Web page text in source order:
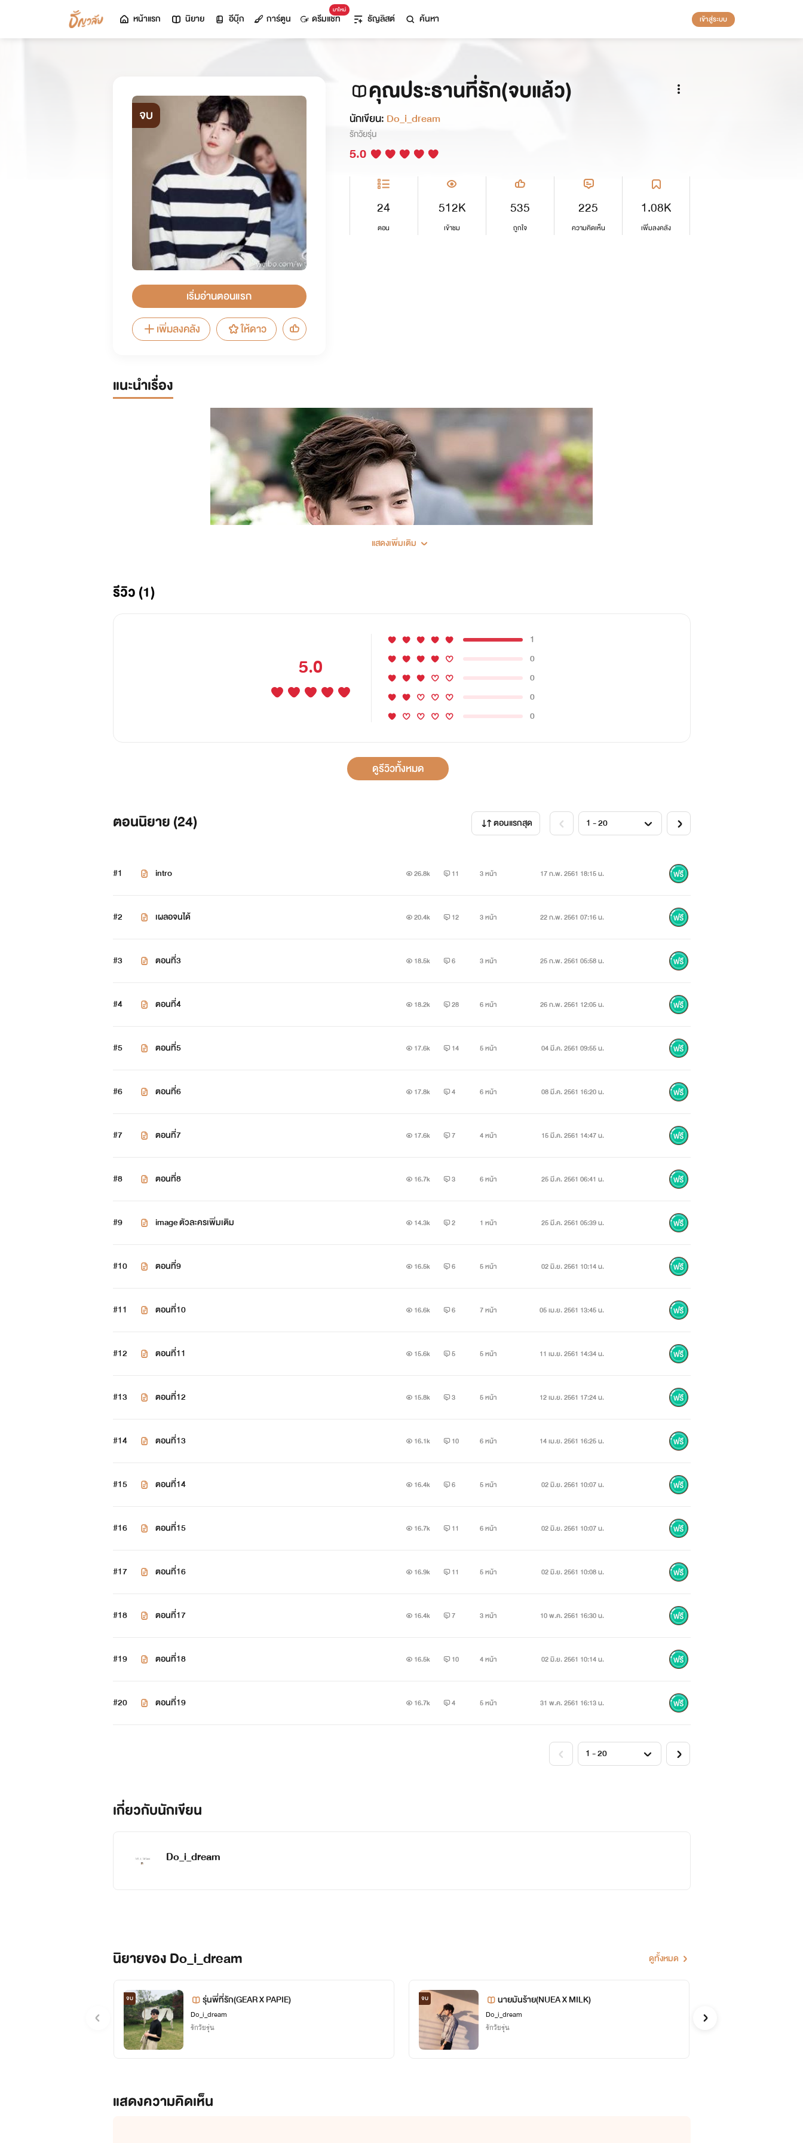
หน้าแรก นิยาย อีบุ๊ก การ์ตูน
มาใหม่
ดรีมแชท ธัญลิสต์ ค้นหา เข้าสู่ระบบ
จบ
เริ่มอ่านตอนแรก
เพิ่มลงคลัง
ให้ดาว
คุณประธานที่รัก(จบแล้ว)
นักเขียน: Do_i_dream
รักวัยรุ่น
5.0
24
ตอน
512K
เข้าชม
535
ถูกใจ
225
ความคิดเห็น
1.08K
เพิ่มลงคลัง
แนะนำเรื่อง
โมริน
แสดงเพิ่มเติม
รีวิว (1)
5.0
1
0
0
0
0
ดูรีวิวทั้งหมด
ตอนนิยาย (24) ตอนแรกสุด
#1 intro 26.8k 11 3 หน้า 17 ก.พ. 2561 18:15 น.
#2 เผลอจนได้ 20.4k 12 3 หน้า 22 ก.พ. 2561 07:16 น.
#3 ตอนที่3 18.5k 6 3 หน้า 25 ก.พ. 2561 05:58 น.
#4 ตอนที่4 18.2k 28 6 หน้า 26 ก.พ. 2561 12:05 น.
#5 ตอนที่5 17.6k 14 5 หน้า 04 มี.ค. 2561 09:55 น.
#6 ตอนที่6 17.8k 4 6 หน้า 08 มี.ค. 2561 16:20 น.
#7 ตอนที่7 17.6k 7 4 หน้า 15 มี.ค. 2561 14:47 น.
#8 ตอนที่8 16.7k 3 6 หน้า 25 มี.ค. 2561 06:41 น.
#9 image ตัวละครเพิ่มเติม 14.3k 2 1 หน้า 25 มี.ค. 2561 05:39 น.
#10 ตอนที่9 16.5k 6 5 หน้า 02 มิ.ย. 2561 10:14 น.
#11 ตอนที่10 16.6k 6 7 หน้า 05 เม.ย. 2561 13:45 น.
#12 ตอนที่11 15.6k 5 5 หน้า 11 เม.ย. 2561 14:34 น.
#13 ตอนที่12 15.8k 3 5 หน้า 12 เม.ย. 2561 17:24 น.
#14 ตอนที่13 16.1k 10 6 หน้า 14 เม.ย. 2561 16:25 น.
#15 ตอนที่14 16.4k 6 5 หน้า 02 มิ.ย. 2561 10:07 น.
#16 ตอนที่15 16.7k 11 6 หน้า 02 มิ.ย. 2561 10:07 น.
#17 ตอนที่16 16.9k 11 5 หน้า 02 มิ.ย. 2561 10:08 น.
#18 ตอนที่17 16.4k 7 3 หน้า 10 พ.ค. 2561 16:30 น.
#19 ตอนที่18 16.5k 10 4 หน้า 02 มิ.ย. 2561 10:14 น.
#20 ตอนที่19 16.7k 4 5 หน้า 31 พ.ค. 2561 16:13 น.
เกี่ยวกับนักเขียน
Do_i_dream
นิยายของ Do_i_dream ดูทั้งหมด
จบ รุ่นพี่ที่รัก(GEAR X PAPIE)
Do_i_dream
รักวัยรุ่น
จบ นายมันร้าย(NUEA X MILK)
Do_i_dream
รักวัยรุ่น
แสดงความคิดเห็น